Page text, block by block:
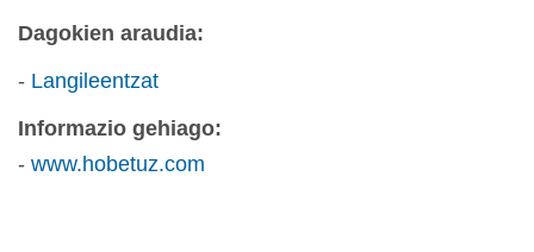
Dagokien araudia:
- Langileentzat
Informazio gehiago:
- www.hobetuz.com